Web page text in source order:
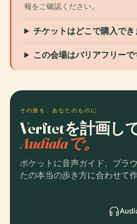
報をご確認ください。
チケットはどこで購入でき
この会場はバリアフリーで
その旅を、あなたのものに
Verftetを計画し
Audialaで。
ポケットに音声ガイド、ブラ
たの本当の歩き方に合わせて作